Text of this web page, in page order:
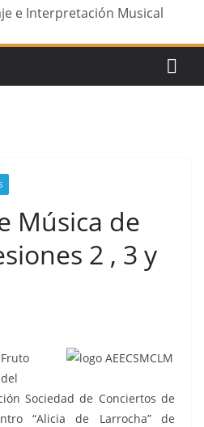
e Interpretación Musical
Música de
2 , 3 y
Fruto
del
Sociedad de Conciertos de
“Alicia de Larrocha” de